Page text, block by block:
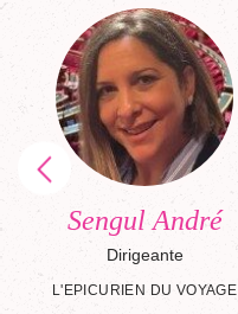
Sengul André
Dirigeante
L'EPICURIEN DU VOYAGE